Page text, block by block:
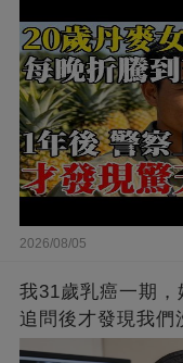
2026/08/05
我31歲乳癌一期
追問後才發現我們